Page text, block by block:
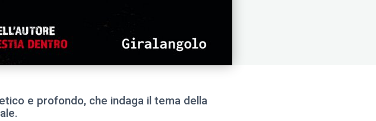
e profondo, che indaga il tema della